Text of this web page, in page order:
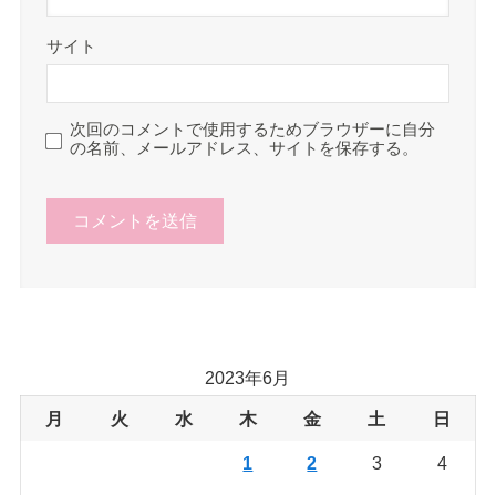
サイト
次回のコメントで使用するためブラウザーに自分
の名前、メールアドレス、サイトを保存する。
2023年6月
月 火 水 木 金 土 日
1 2 3 4